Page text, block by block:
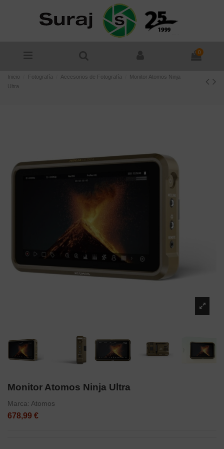
0
Inicio Fotografía Accesorios de Fotografía
Monitor Atomos Ninja
Ultra
Monitor Atomos Ninja Ultra
Marca: Atomos
678,99 €